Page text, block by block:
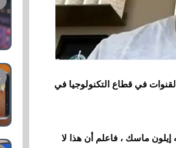
في قطاع التكنولوجيا في
ماسك ، فاعلم أن هذا لا